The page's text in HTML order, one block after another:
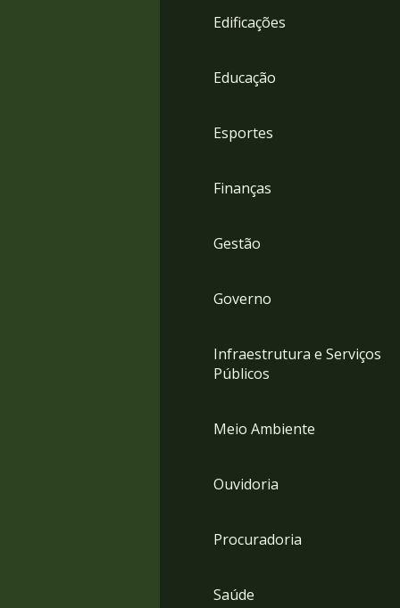
Edificações
Educação
Esportes
Finanças
Gestão
Governo
Infraestrutura e Serviços
Públicos
Meio Ambiente
Ouvidoria
Procuradoria
Saúde